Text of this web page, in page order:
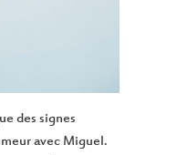
des signes
avec Miguel.